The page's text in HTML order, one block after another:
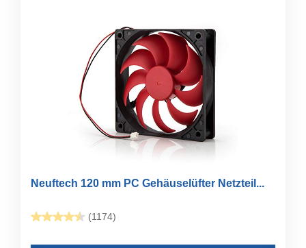
Neuftech 120 mm PC Gehäuselüfter Netzteil...
(1174)